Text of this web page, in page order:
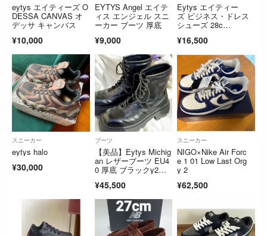
eytys エイティーズ O
DESSA CANVAS オ
デッサ キャンバス
¥10,000
EYTYS Angel エイテ
ィス エンジェル スニ
ーカー ブーツ 厚底
¥9,000
Eytys エイティー
ズ ビジネス・ドレス
シューズ 28c
古】【送料無料】
¥16,500
スニーカー
eytys halo
¥30,000
ブーツ
【美品】Eytys Michig
an レザーブーツ EU4
0 厚底 ブラックy2
¥45,500
スニーカー
NIGO×Nike Air Forc
e 1 01 Low Last Org
y 2
¥62,500